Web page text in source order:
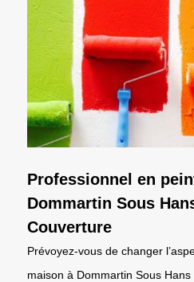
Professionnel en
Dommartin Sous
Couverture
Prévoyez-vous de changer
maison à Dommartin Sous Hans